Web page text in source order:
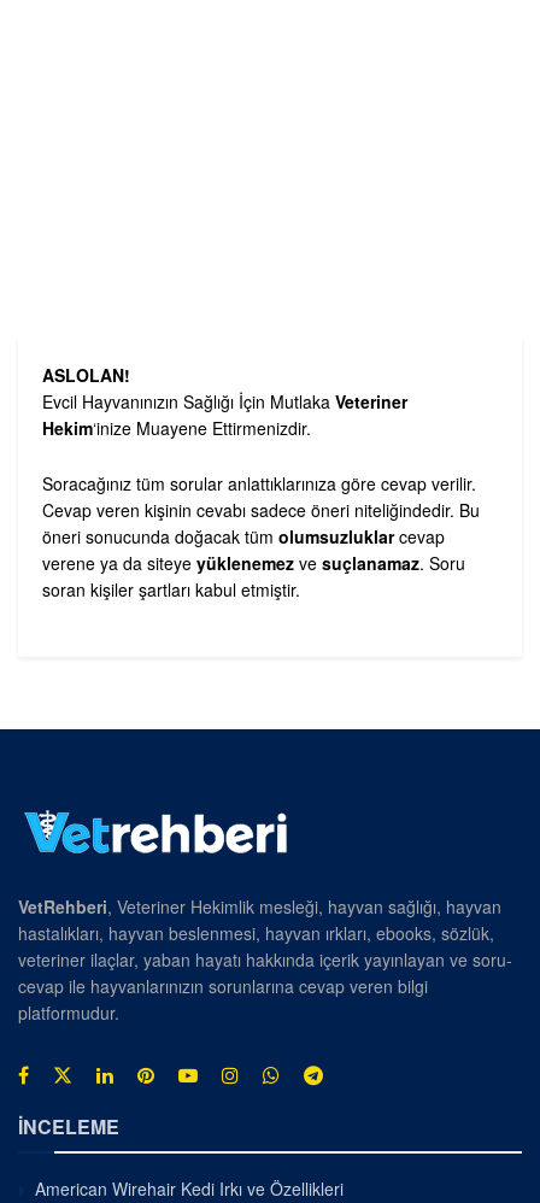
ASLOLAN!
Evcil Hayvanınızın Sağlığı İçin Mutlaka Veteriner
Hekim‘inize Muayene Ettirmenizdir.
Soracağınız tüm sorular anlattıklarınıza göre cevap verilir.
Cevap veren kişinin cevabı sadece öneri niteliğindedir. Bu
öneri sonucunda doğacak tüm olumsuzluklarcevap
verene ya da siteye yüklenemez ve suçlanamaz. Soru
soran kişiler şartları kabul etmiştir.
VetRehberi, Veteriner Hekimlik mesleği, hayvan sağlığı, hayvan
hastalıkları, hayvan beslenmesi, hayvan ırkları, ebooks, sözlük,
veteriner ilaçlar, yaban hayatı hakkında içerik yayınlayan ve soru-
cevap ile hayvanlarınızın sorunlarına cevap veren bilgi
platformudur.
İNCELEME
American Wirehair Kedi Irkı ve Özellikleri